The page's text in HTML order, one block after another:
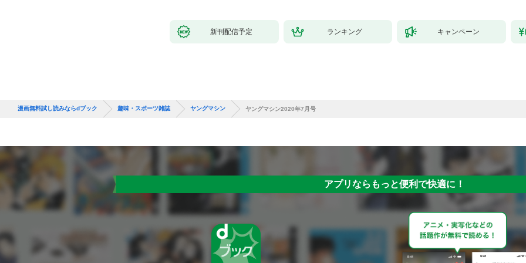
新刊配信予定 ランキング キャンペーン
漫画無料試し読みならdブック 趣味・スポーツ雑誌 ヤングマシン ヤングマシン2020年7月号
アプリならもっと便利で快適に！